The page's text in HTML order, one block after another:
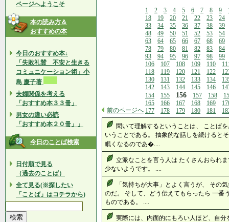
ページへようこそ
本の読み方＆
おすすめの本
今日のおすすめ本↓
「失敗礼賛 不安と生きる
コミュニケーション術」小
島 慶子著
夫婦関係を考える
「おすすめ本３３冊」
男女の違い必読
「おすすめ本２０冊」」
今日のことば検索
日付順で見る
（過去のことば）
全て見る(※探したい
「ことば」はコチラから)
前のページへ
1 2 3 4 5 6 7 8 9
18
19 20 21 22 23
24
33
34 35 36 37 38
39
48
49 50 51 52 53
54
63
64 65 66 67 68
69
78
79 80 81 82 83
84
93
94 95 96 97 98
99
106
107 108 109 110
118
119 120 121 122
130
131 132 133 134
142
143 144 145 146
154
155 156 157 158
165
166 167 168 169
177
178 179 180 181
聞いて理解するということは、 ことば
いうことである。 抽象的な話しを続けると
眠くなるのであ�....
立派なことを言う人は たくさんおられ
少ないようです。 ....
「気持ちが大事」とよく言うが、 その
のだ。 そして、どう伝えてもらったら 一番
ものである。 ....
実際には、内面的にもろい人ほど、自